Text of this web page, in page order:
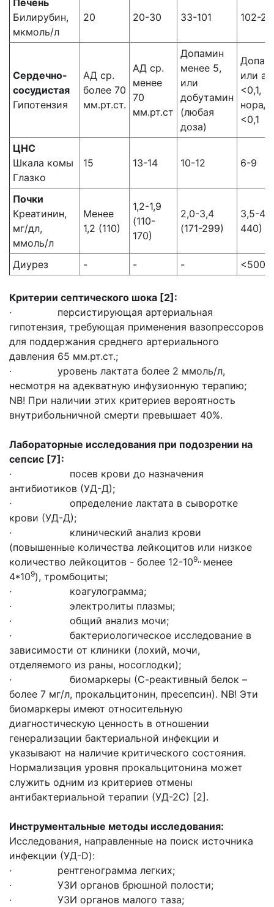
Печень
Билирубин,
мкмоль/л
20 20-30 33-101 102-
Сердечно-
сосудистая
Гипотензия
АД ср.
более 70
мм.рт.ст.
АД ср.
менее
70
мм.рт.ст
Допамин
менее 5,
или
добутамин
(любая
доза)
или
<0,1,
<0,1
ЦНС
Шкала комы
Глазко
15 13-14 10-12 6-9
Почки
Креатинин,
мг/дл,
ммоль/л
Менее
1,2 (110)
1,2-1,9
(110-
170)
2,0-3,4
(171-299)
3,5-
440)
Диурез - - - <500
Критерии септического шока [2] :
· персистирующая артериальная
гипотензия, требующая применения вазопрессоров
для поддержания среднего артериального
давления 65 мм.рт.ст.;
· уровень лактата более 2 ммоль/л,
несмотря на адекватную инфузионную терапию;
NB! При наличии этих критериев вероятность
внутрибольничной смерти превышает 40%.
Лабораторные исследования при подозрении на
сепсис [7]:
· посев крови до назначения
антибиотиков (УД-Д);
· определение лактата в сыворотке
крови (УД-Д);
· клинический анализ крови
(повышенные количества лейкоцитов или низкое
количество лейкоцитов - более 12-109,, менее
4*109), тромбоциты;
· коагулограмма;
· электролиты плазмы;
· общий анализ мочи;
· бактериологическое исследование в
зависимости от клиники (лохий, мочи,
отделяемого из раны, носоглодки);
· биомаркеры (С-реактивный белок –
более 7 мг/л, прокальцитонин, пресепсин). NB! Эти
биомаркеры имеют относительную
диагностическую ценность в отношении
генерализации бактериальной инфекции и
указывают на наличие критического состояния.
Нормализация уровня прокальцитонина может
служить одним из критериев отмены
антибактериальной терапии (УД-2С) [2].
Инструментальные методы исследования:
Исследования, направленные на поиск источника
инфекции (УД-D):
· рентгенограмма легких;
· УЗИ органов брюшной полости;
· УЗИ органов малого таза;